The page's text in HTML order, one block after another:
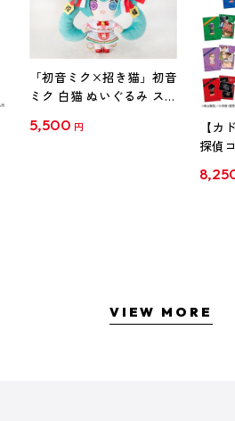
「初音ミク×招き猫」初音
ミク 白猫 ぬいぐるみ スタ
5,500 円
【カ
探偵
クリ
VIEW MORE